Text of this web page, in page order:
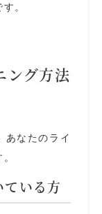
。
ング方法
あなたのライ
いる方